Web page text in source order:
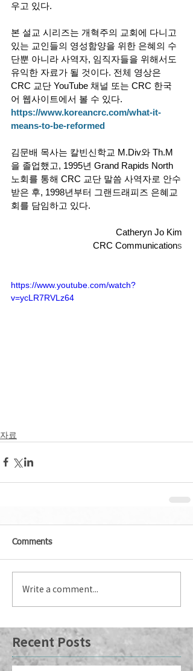
우고 있다.
본 설교 시리즈는 개혁주의 교회에 다니고
있는 교인들의 영성함양을 위한 은혜의 수
단뿐 아니라 사역자, 임직자들을 위해서도
유익한 자료가 될 것이다. 전체 영상은
CRC 교단 YouTube 채널 또는 CRC 한국
어 웹사이트에서 볼 수 있다.
https://www.koreancrc.com/what-it-
means-to-be-reformed
김문배 목사는 칼빈신학교 M.Div와 Th.M
을 졸업했고, 1995년 Grand Rapids North
노회를 통해 CRC 교단 말씀 사역자로 안수
받은 후, 1998년부터 그랜드래피즈 은혜교
회를 담임하고 있다.
Catheryn Jo Kim
CRC Communications
https://www.youtube.com/watch?
v=ycLR7RVLz64
자료
Comments
Write a comment...
Recent Posts